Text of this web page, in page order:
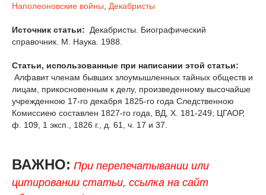
Наполеоновские войны
Декабристы
Источник статьи:
Декабристы. Биографический
справочник. М. Наука. 1988.
Статьи, использованные при написании этой статьи:
Алфавит членам бывших злоумышленных тайных обществ и
лицам, прикосновенным к делу, произведенному высочайше
учрежденною 17-го декабря 1825-го года Следственною
Комиссиею составлен 1827-го года, ВД, X. 181-249; ЦГАОР,
ф. 109, 1 эксп., 1826 г., д. 61, ч. 17 и 37.
ВАЖНО: При перепечатывании или
цитировании статьи, ссылка на сайт